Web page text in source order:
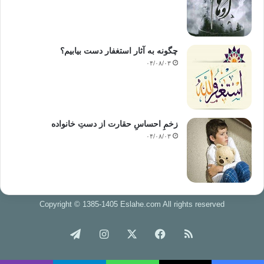
برایتان پیش آمد خاطرتان آزرده نشود. ضمن آن‌كه تقویت روحیه صبر
و بردباری را از یاد نبرید.
تكلیفتان را با خودتان مشخص كنید. یكی از راه‌هایی كه به شما كمك
می‌كند تا به سرعت دچار ناراحتی نشوید این است كه از قبل برای
خودتان تعیین كنید از چه رفتارهایی و چرا آزرده می‌شوید. اگر دلیل
منطقی برای ناراحتی‌هایتان پیدا نكردید آنها را كنار بگذارید.
با خودتان تمرین كنید تا اگر كسی موجبات ناراحتی شما را فراهم كرد
بلافاصله به او پاسخ ندهید، اما این به آن معنا نیست كه اجازه دهید
ناراحتی‌های شما روزبه‌روز روی هم تلنبار شو​​د و یكباره زخم‌های
قدیمی ‌سر باز كند، بلكه به آن معناست كه اجازه دهید در یك فرصت
شوید. برای این منظور مواردی را كه باعث ناراحتی‌تان می‌شود​،
ایرادهای رفتاری او را برای خودتان مرور كنید و به ناراحتی‌هایتان
چگونه به آثار استغفار دست بیابیم؟
۰۴/۰۸/۰۳
زخمِ احساسِ حقارت از دستِ خانواده
۰۴/۰۸/۰۳
Copyright © 1385-1405 Eslahe.com All rights reserved
خوراک فیس اینستاگرام